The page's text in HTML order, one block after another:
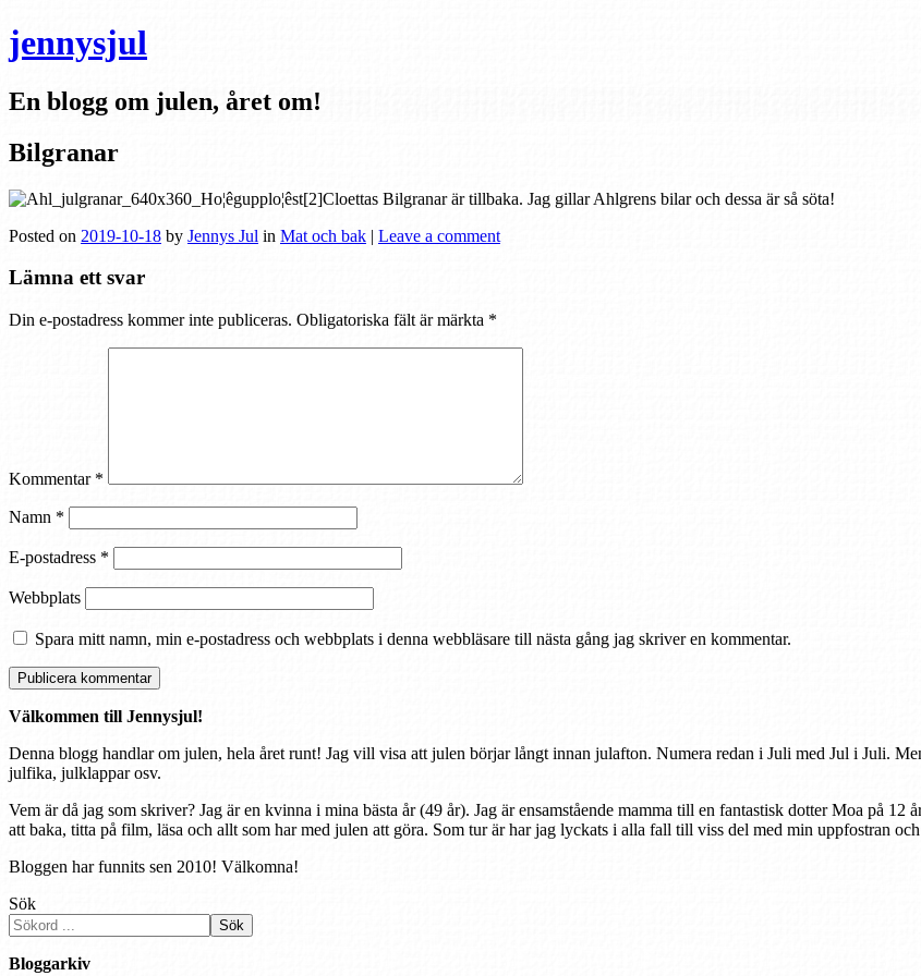
jennysjul
En blogg om julen, året om!
Bilgranar
Cloettas Bilgranar är tillbaka. Jag gillar Ahlgrens bilar och dessa är så söta!
Posted on 2019-10-18 by Jennys Jul in Mat och bak | Leave a comment
Lämna ett svar
Din e-postadress kommer inte publiceras. Obligatoriska fält är märkta *
Kommentar *
Namn *
E-postadress *
Webbplats
Spara mitt namn, min e-postadress och webbplats i denna webbläsare till nästa gång jag skriver en kommentar.
Välkommen till Jennysjul!
Denna blogg handlar om julen, hela året runt! Jag vill visa att julen börjar långt innan julafton. Numera redan i Juli med Jul i Juli.
julfika, julklappar osv.
Vem är då jag som skriver? Jag är en kvinna i mina bästa år (49 år). Jag är ensamstående mamma till en fantastisk dotter Moa på
att baka, titta på film, läsa och allt som har med julen att göra. Som tur är har jag lyckats i alla fall till viss del med min uppfostran
Bloggen har funnits sen 2010! Välkomna!
Sök
Sök
Bloggarkiv